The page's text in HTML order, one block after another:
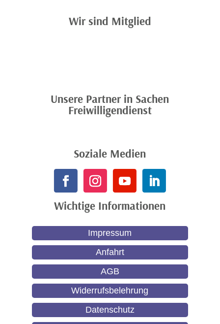
Wir sind Mitglied
Unsere Partner in Sachen
Freiwilligendienst
Soziale Medien
Wichtige Informationen
Impressum
Anfahrt
AGB
Widerrufsbelehrung
Datenschutz